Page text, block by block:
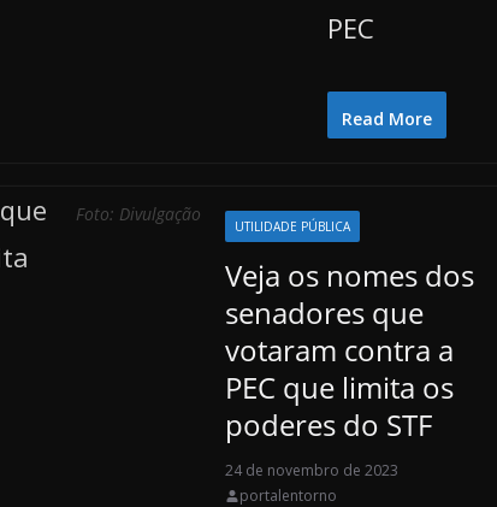
PEC
Read More
Foto: Divulgação
UTILIDADE PÚBLICA
Veja os nomes dos
senadores que
votaram contra a
PEC que limita os
poderes do STF
24 de novembro de 2023
portalentorno